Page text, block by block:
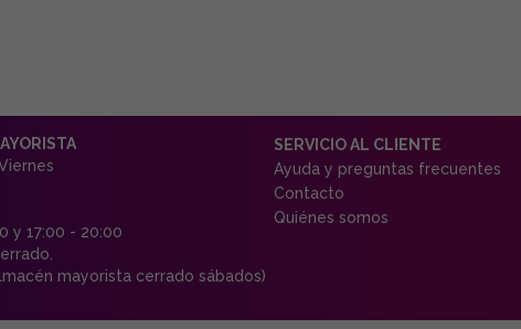
y 17:00 - 20:00
mayorista cerrado sábados)
SERVICIO AL CLIENTE
Ayuda y preguntas frecuentes
Contacto
Quiénes somos